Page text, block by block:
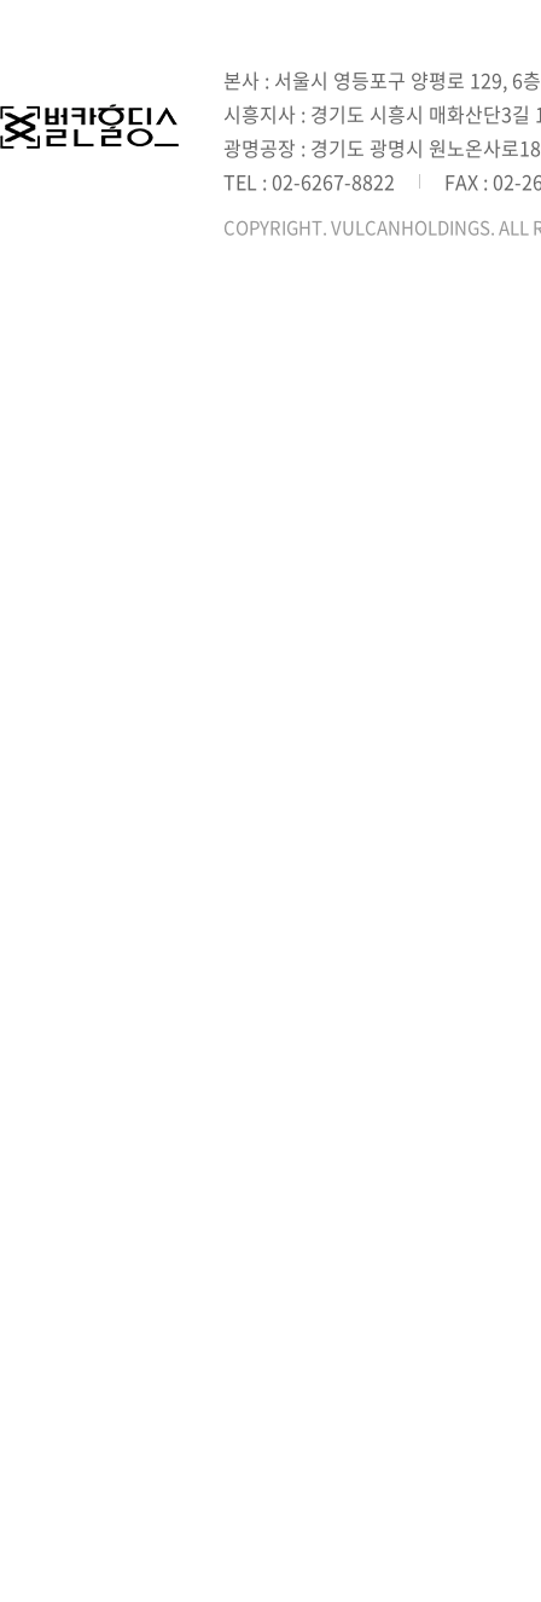
본사 : 서울시 영등포구 양평로 129, 6층
시흥지사 : 경기도 시흥시 매화산단3
광명공장 : 경기도 광명시 원노온사로18
TEL : 02-6267-8822
FAX : 02-
COPYRIGHT. VULCANHOLDINGS. ALL